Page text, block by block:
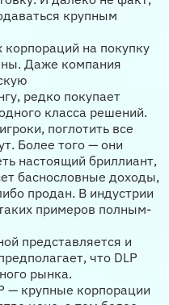
крупным
на покупку
Даже компания
редко покупает
класса решений.
поглотить все
Более того — они
настоящий бриллиант,
баснословные доходы,
продан. В индустрии
примеров полным-
представляется и
что DLP
рынка.
— крупные корпорации